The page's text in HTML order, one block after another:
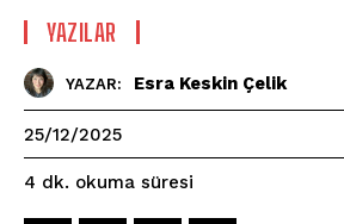
YAZILAR
YAZAR: Esra Keskin Çelik
25/12/2025
4 dk. okuma süresi